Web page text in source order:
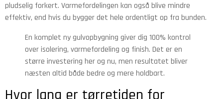
pludselig forkert. Varmefordelingen kan også blive mindre
effektiv, end hvis du bygger det hele ordentligt op fra bunden.
En komplet ny gulvopbygning giver dig 100% kontrol
over isolering, varmefordeling og finish. Det er en
større investering her og nu, men resultatet bliver
næsten altid både bedre og mere holdbart.
Hvor lang er tørretiden for